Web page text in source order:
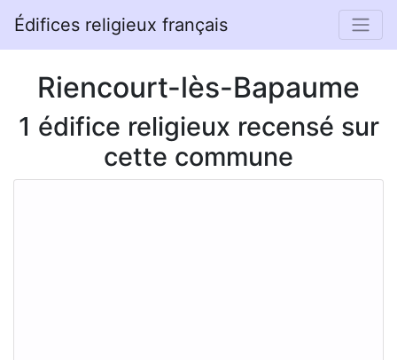
Édifices religieux français
Riencourt-lès-Bapaume
1 édifice religieux recensé sur
cette commune